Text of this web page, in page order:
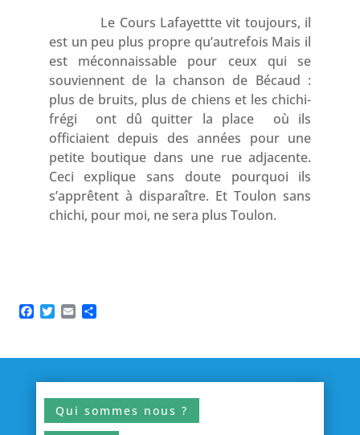
Le Cours Lafayettte vit toujours, il
est un peu plus propre qu’autrefois Mais il
est méconnaissable pour ceux qui se
souviennent de la chanson de Bécaud :
plus de bruits, plus de chiens et les chichi-
frégi ont dû quitter la place où ils
officiaient depuis des années pour une
petite boutique dans une rue adjacente.
Ceci explique sans doute pourquoi ils
s’apprêtent à disparaître. Et Toulon sans
chichi, pour moi, ne sera plus Toulon.
Facebook
Twitter
Email
Qui sommes nous ?